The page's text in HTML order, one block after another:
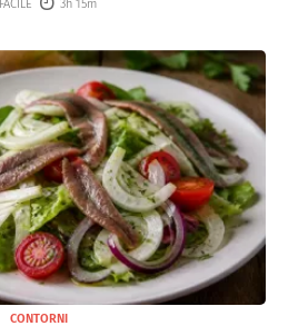
FACILE 3h 15m
CONTORNI